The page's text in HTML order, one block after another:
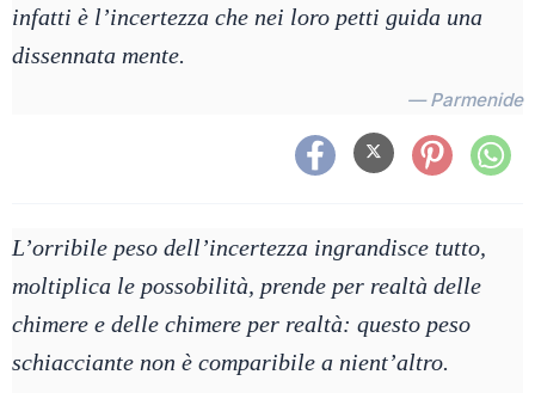
infatti è l’incertezza che nei loro petti guida una
dissennata mente.
— Parmenide
L’orribile peso dell’incertezza ingrandisce tutto,
moltiplica le possobilità, prende per realtà delle
chimere e delle chimere per realtà: questo peso
schiacciante non è comparibile a nient’altro.